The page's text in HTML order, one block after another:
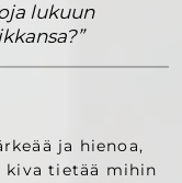
lukuun
ja hienoa,
tietää mihin